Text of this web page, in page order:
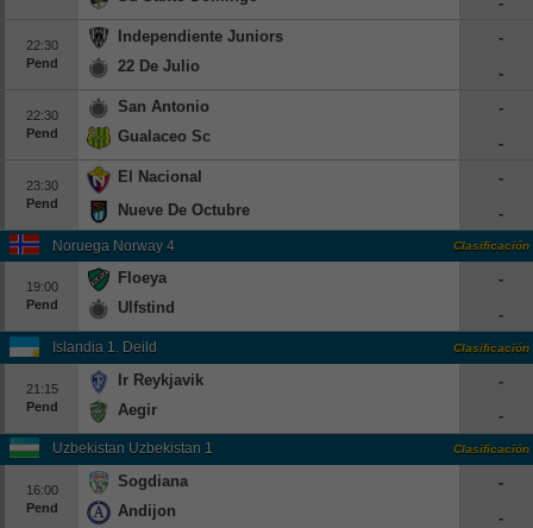
22:30
Pend
Independiente Juniors
22 De Julio
-
-
22:30
Pend
San Antonio
Gualaceo Sc
-
-
23:30
Pend
El Nacional
Nueve De Octubre
-
-
Noruega Norway 4 Clasificación
19:00
Pend
Floeya
Ulfstind
-
-
Islandia 1. Deild Clasificación
21:15
Pend
Ir Reykjavik
Aegir
-
-
Uzbekistan Uzbekistan 1 Clasificación
16:00
Pend
Sogdiana
Andijon
-
-